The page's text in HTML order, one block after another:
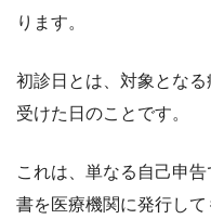
ります。
初診日とは、対象とな
受けた日のことです。
これは、単なる自己申
書を医療機関に発行して